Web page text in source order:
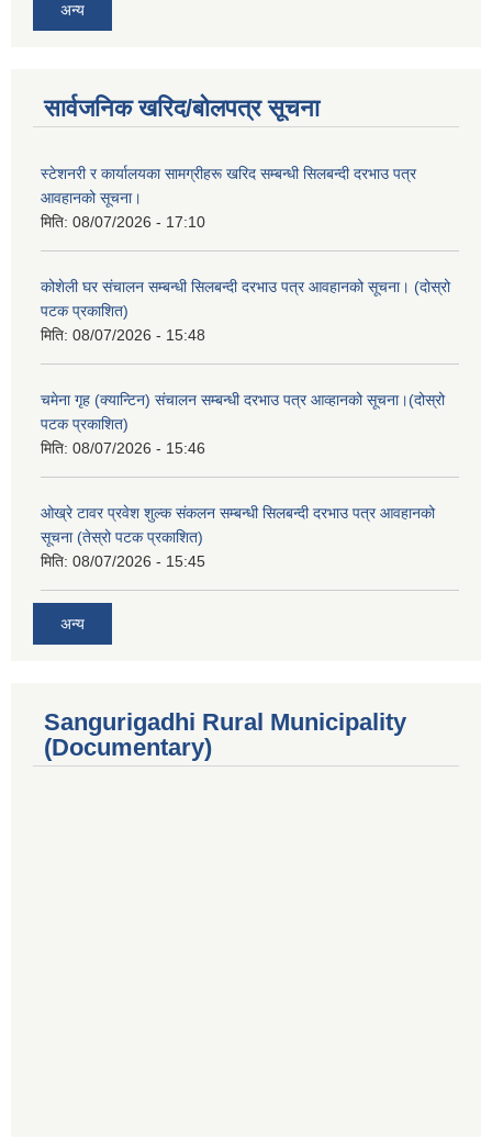
अन्य
सार्वजनिक खरिद/बोलपत्र सूचना
स्टेशनरी र कार्यालयका सामग्रीहरू खरिद सम्बन्धी सिलबन्दी दरभाउ पत्र
आवहानको सूचना।
मिति: 08/07/2026 - 17:10
कोशेली घर संचालन सम्बन्धी सिलबन्दी दरभाउ पत्र आवहानको सूचना। (दोस्रो
पटक प्रकाशित)
मिति: 08/07/2026 - 15:48
चमेना गृह (क्यान्टिन) संचालन सम्बन्धी दरभाउ पत्र आव्हानको सूचना।(दोस्रो
पटक प्रकाशित)
मिति: 08/07/2026 - 15:46
ओख्रे टावर प्रवेश शुल्क संकलन सम्बन्धी सिलबन्दी दरभाउ पत्र आवहानको
सूचना (तेस्रो पटक प्रकाशित)
मिति: 08/07/2026 - 15:45
अन्य
Sangurigadhi Rural Municipality
(Documentary)